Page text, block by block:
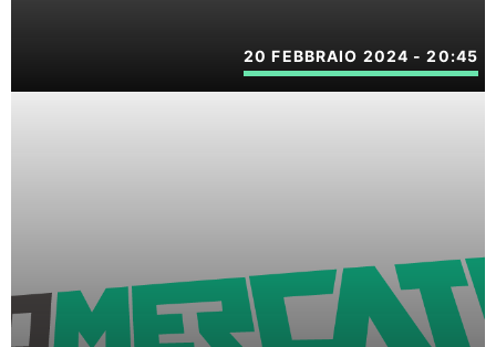
20 FEBBRAIO 2024 - 20:45